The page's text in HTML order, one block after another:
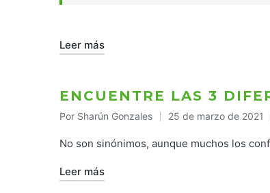
Leer más
ENCUENTRE LAS 3
Publicado
por
Por Sharún Gonzales 25 de marzo de 2021
No son sinónimos, aunque muchos los
Leer más